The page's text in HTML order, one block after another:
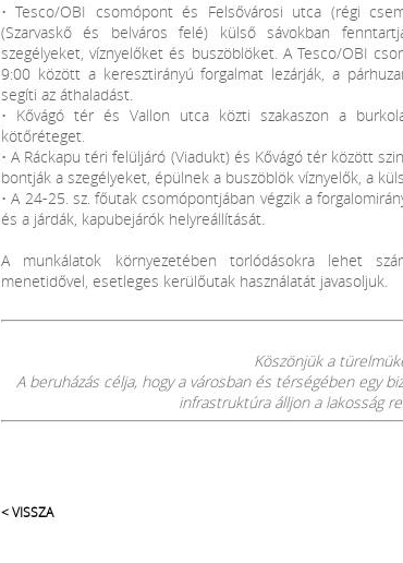
• Tesco/OBI csomópont és Felsővárosi utca (régi
(Szarvaskő és belváros felé) külső sávokban
szegélyeket, víznyelőket és buszöblöket. A Tesco/OBI
9:00 között a keresztirányú forgalmat lezárják, a
segíti az áthaladást.
• Kővágó tér és Vallon utca közti szakaszon a
kötőréteget.
• A Ráckapu téri felüljáró (Viadukt) és Kővágó tér között
bontják a szegélyeket, épülnek a buszöblök víznyelők, a
• A 24-25. sz. főutak csomópontjában végzik a
és a járdák, kapubejárók helyreállítását.
A munkálatok környezetében torlódásokra lehet
menetidővel, esetleges kerülőutak használatát javasoljuk.
Köszönjük a
A beruházás célja, hogy a városban és térségében egy
infrastruktúra álljon a lakosság
< VISSZA